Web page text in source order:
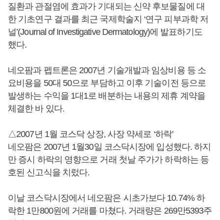
질환과 관절염에 효과가 기대되는 신약 후보물질에 대
한 기초연구 결과를 최근 국제학술지 ‘연구 피부과학 저
널’(Journal of Investigative Dermatology)에 발표하기도
했다.
네오팜과 펩트론은 2007년 기술개발과 임상비용 등 소
요비용을 50대 50으로 부담하고 이후 기술이전 등으로
발생하는 수익을 1대1로 배분하는 내용의 제휴 계약을
체결한 바 있다.
△2007년 1월 코스닥 상장, 사장 약세로 ‘하락’
네오팜은 2007년 1월30일 코스닥시장에 입성했다. 하지
만 증시 하락의 영향으로 거래 첫날 주가가 하락하는 등
호된 신고식을 치렀다.
이날 코스닥시장에서 네오팜은 시초가보다 10.74% 하
락한 1만800원에 거래를 마쳤다. 거래량은 269만5393주